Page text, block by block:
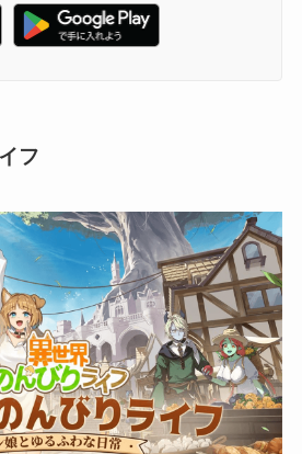
フ